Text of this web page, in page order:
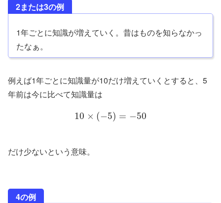
2または3の例
1年ごとに知識が増えていく。昔はものを知らなかっ
たなぁ。
例えば1年ごとに知識量が10だけ増えていくとすると、5
年前は今に比べて知識量は
10 × (−5) = −50
だけ少ないという意味。
4の例